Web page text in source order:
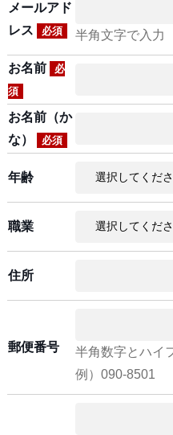
メールアド
レス
必須 半角文字で入力
お名前
必
須
お名前（か
な）
必須
年齢
職業
住所
郵便番号
半角数字とハイ
例）090-8501